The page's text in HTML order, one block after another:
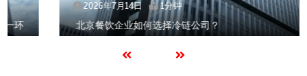
2026年7月14日 1分钟
北京餐饮企业如何选择冷链公司？